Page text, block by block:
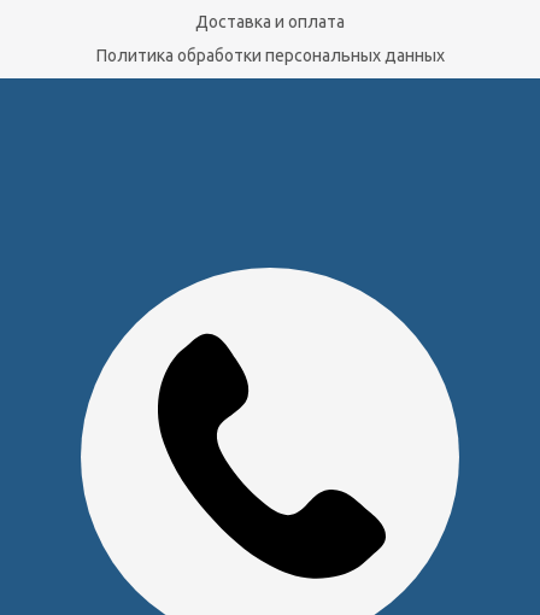
Доставка и оплата
Политика обработки персональных данных
Оставайтесь на связи
Наши контакты
+7 (391) 291-30-30 info@s-pl.ru
ул. Алексеева, 41